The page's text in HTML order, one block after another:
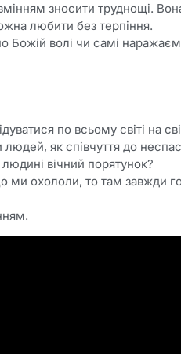
зносити труднощі.
любити без терпіння.
волі чи самі
по всьому світі на
як співчуття до
вічний порятунок?
охололи, то там завжди